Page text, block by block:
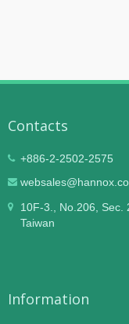
Contacts
+886-2-2502-2575
10F-3., No.206, Sec.
Taiwan
Information